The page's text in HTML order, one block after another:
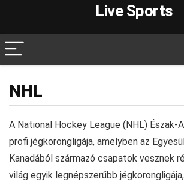
Live Sports
NHL
A National Hockey League (NHL) Észak-
profi jégkorongligája, amelyben az
Kanadából származó csapatok vesznek
világ egyik legnépszerűbb